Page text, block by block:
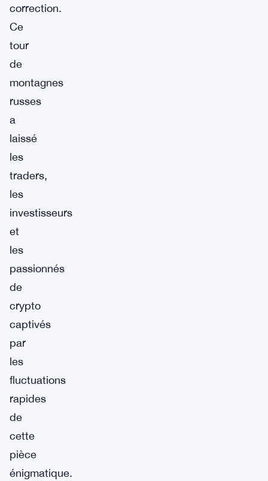
correction.
Ce
tour
de
montagnes
russes
a
laissé
les
traders,
les
investisseurs
et
les
passionnés
de
crypto
captivés
par
les
fluctuations
rapides
de
cette
pièce
énigmatique.